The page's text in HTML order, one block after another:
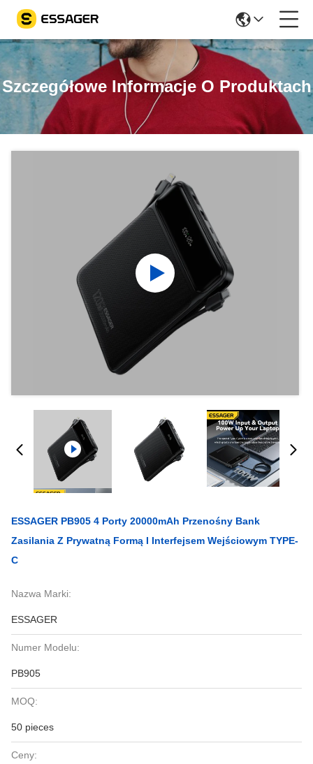
Szczegółowe Informacje O Produktach
ESSAGER PB905 4 Porty 20000mAh Przenośny Bank
Zasilania Z Prywatną Formą I Interfejsem Wejściowym TYPE-
C
Nazwa Marki:
ESSAGER
Numer Modelu:
PB905
MOQ:
50 pieces
Ceny: